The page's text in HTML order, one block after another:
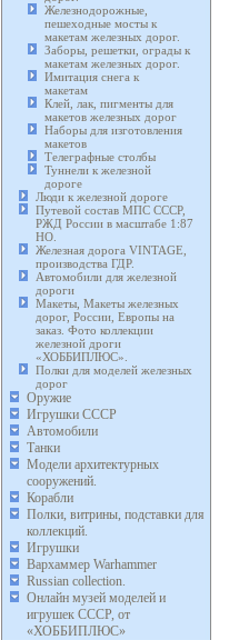
Железнодорожные,
пешеходные мосты к
макетам железных дорог.
Заборы, решетки, ограды к
макетам железных дорог.
Имитация снега к
макетам
Клей, лак, пигменты для
макетов железных дорог
Наборы для изготовления
макетов
Телеграфные столбы
Туннели к железной
дороге
Люди к железной дороге
Путевой состав МПС СССР,
РЖД России в масштабе 1:87
HO.
Железная дорога VINTAGE,
производства ГДР.
Автомобили для железной
дороги
Макеты, Макеты железных
дорог, России, Европы на
заказ. Фото коллекции
железной дроги
«ХОББИПЛЮС».
Полки для моделей железных
дорог
Оружие
Игрушки СССР
Автомобили
Танки
Модели архитектурных
сооружений.
Корабли
Полки, витрины, подставки для
коллекций.
Игрушки
Вархаммер Warhammer
Russian collection.
Онлайн музей моделей и
игрушек СССР, от
«ХОББИПЛЮС»